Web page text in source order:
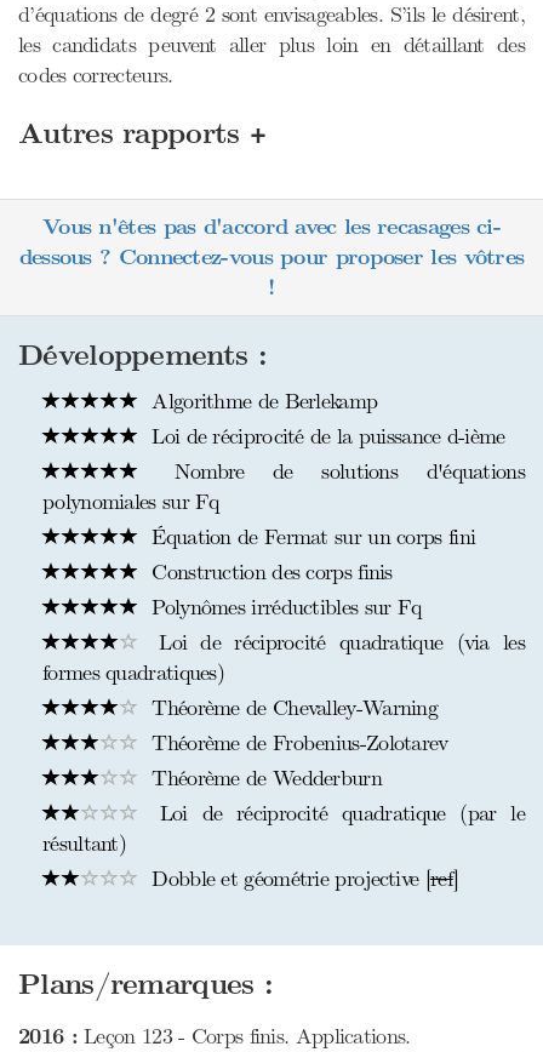
d’équations de degré 2 sont envisageables. S’ils le désirent,
les candidats peuvent aller plus loin en détaillant des
codes correcteurs.
Autres rapports +
Vous n'êtes pas d'accord avec les recasages ci-
dessous ? Connectez-vous pour proposer les vôtres
!
Développements :
Algorithme de Berlekamp
Loi de réciprocité de la puissance d-ième
Nombre de solutions d'équations
polynomiales sur Fq
Équation de Fermat sur un corps fini
Construction des corps finis
Polynômes irréductibles sur Fq
Loi de réciprocité quadratique (via les
formes quadratiques)
Théorème de Chevalley-Warning
Théorème de Frobenius-Zolotarev
Théorème de Wedderburn
Loi de réciprocité quadratique (par le
résultant)
Dobble et géométrie projective [ref]
Plans/remarques :
2016 :Leçon 123 - Corps finis. Applications.